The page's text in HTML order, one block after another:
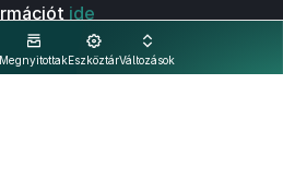
MegnyitottakEszköztárVáltozások
ide